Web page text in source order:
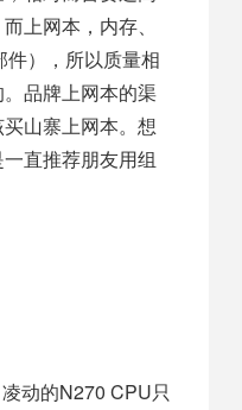
上网本，内存、
），所以质量相
品牌上网本的渠
山寨上网本。想
直推荐朋友用组
动的N270 CPU只